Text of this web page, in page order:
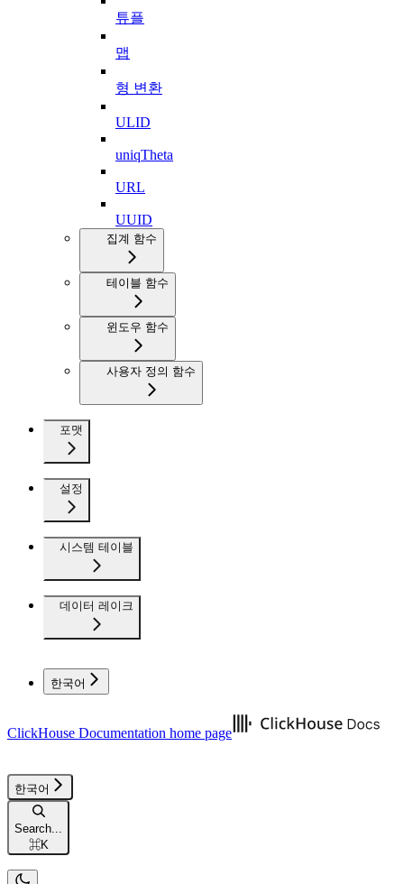
튜플
맵
형 변환
ULID
uniqTheta
URL
UUID
집계 함수
테이블 함수
윈도우 함수
사용자 정의 함수
포맷
설정
시스템 테이블
데이터 레이크
한국어
ClickHouse Documentation home page
한국어
Search...
⌘K